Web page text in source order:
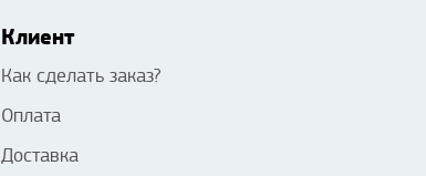
Клиент
Как сделать заказ?
Оплата
Доставка